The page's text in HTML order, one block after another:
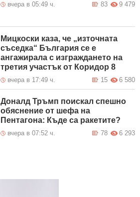
вчера в 05:49 ч. 9 479
83
Мицкоски каза, че „източната
съседка“ България се е
ангажирала с изграждането на
третия участък от Коридор 8
вчера в 17:49 ч. 6 580
15
Доналд Тръмп поискал спешно
обяснение от шефа на
Пентагона: Къде са ракетите?
вчера в 07:52 ч. 6 293
78